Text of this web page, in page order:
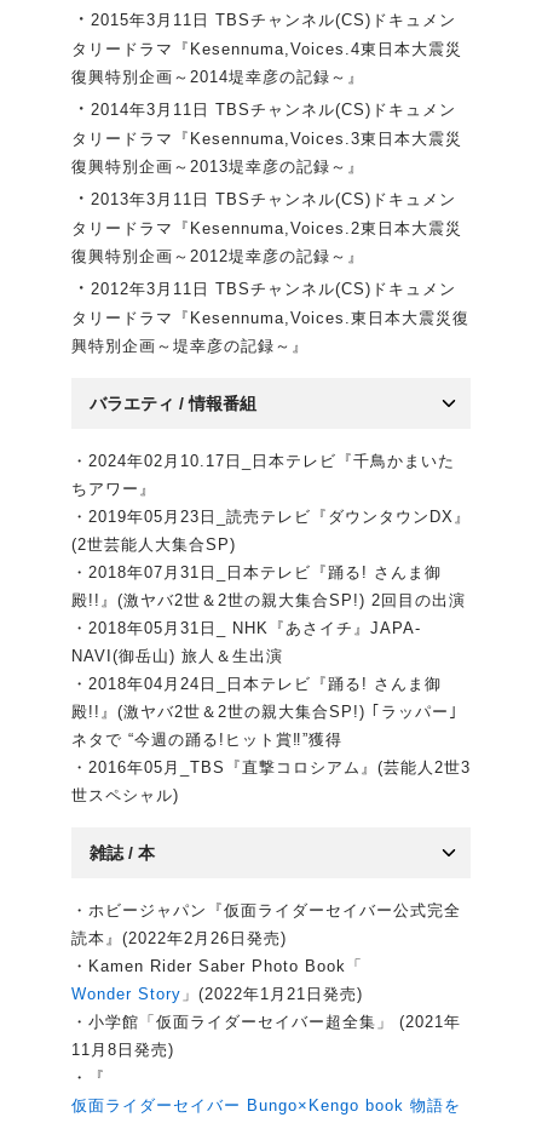
・ 2015年3月11日 TBSチャンネル(CS)ドキュメン
タリードラマ『Kesennuma,Voices.4東日本大震災
復興特別企画～2014堤幸彦の記録～』
・ 2014年3月11日 TBSチャンネル(CS)ドキュメン
タリードラマ『Kesennuma,Voices.3東日本大震災
復興特別企画～2013堤幸彦の記録～』
・ 2013年3月11日 TBSチャンネル(CS)ドキュメン
タリードラマ『Kesennuma,Voices.2東日本大震災
復興特別企画～2012堤幸彦の記録～』
・ 2012年3月11日 TBSチャンネル(CS)ドキュメン
タリードラマ『Kesennuma,Voices.東日本大震災復
興特別企画～堤幸彦の記録～』
バラエティ / 情報番組
・2024年02月10.17日_日本テレビ『千鳥かまいた
ちアワー』
・2019年05月23日_読売テレビ『ダウンタウンDX』
(2世芸能人大集合SP)
・2018年07月31日_日本テレビ『踊る! さんま御
殿!!』(激ヤバ2世＆2世の親大集合SP!) 2回目の出演
・2018年05月31日_ NHK『あさイチ』JAPA-
NAVI(御岳山) 旅人＆生出演
・2018年04月24日_日本テレビ『踊る! さんま御
殿!!』(激ヤバ2世＆2世の親大集合SP!) ｢ラッパー｣
ネタで “今週の踊る!ヒット賞‼︎”獲得
・2016年05月_TBS『直撃コロシアム』(芸能人2世3
世スペシャル)
雑誌 / 本
・ホビージャパン『仮面ライダーセイバー公式完全
読本』(2022年2月26日発売)
・Kamen Rider Saber Photo Book「
Wonder Story 」(2022年1月21日発売)
・小学館「仮面ライダーセイバー超全集」 (2021年
11月8日発売)
・『
仮面ライダーセイバー Bungo×Kengo book 物語を